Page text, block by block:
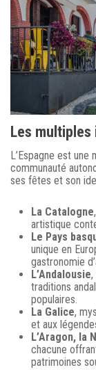
Les multiples
L’Espagne est
communauté
ses fêtes et son
La Catalogne
artistique
Le Pays
unique en
gastronomie
L’Andalousie,
traditions
populaires.
La Galice,
et aux
L’Aragon, la
chacune
patrimoines